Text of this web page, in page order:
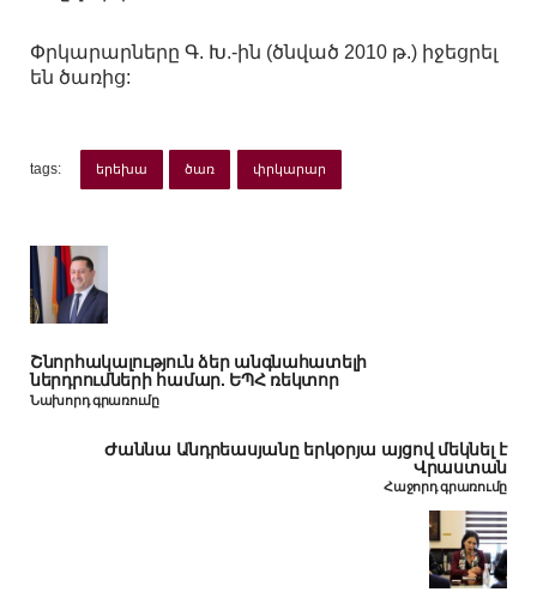
Փրկարարները Գ. Խ.-ին (ծնված 2010 թ.) իջեցրել
են ծառից:
tags: երեխա ծառ փրկարար
Շնորհակալություն ձեր անգնահատելի
ներդրումների համար. ԵՊՀ ռեկտոր
Նախորդ գրառումը
Ժաննա Անդրեասյանը երկօրյա այցով մեկնել է
Վրաստան
Հաջորդ գրառումը